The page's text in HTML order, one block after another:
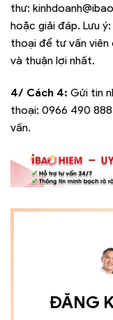
thư:
hoặc giải đáp. Lưu
thoại để tư vấn viên
và thuận lợi nhất.
4/ Cách 4: Gửi tin
thoại: 0966 490 888
vấn.
ĐĂNG